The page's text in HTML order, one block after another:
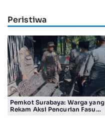
Peristiwa
Pemkot Surabaya: Warga yang
Rekam Aksi Pencurian Fasum